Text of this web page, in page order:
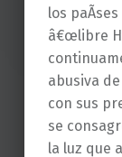
los
â€œlibre
abusiva
con sus
se
la luz que